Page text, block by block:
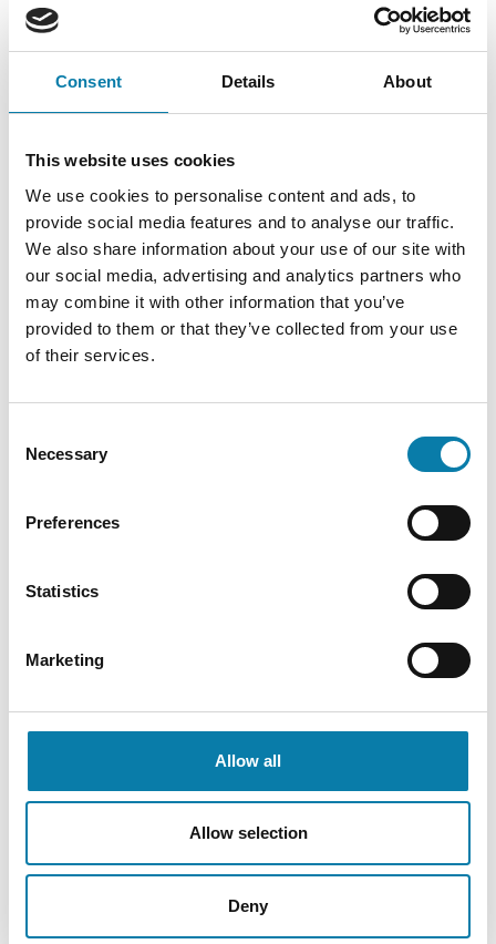
Consent Details About
This website uses cookies
We use cookies to personalise content and ads, to
provide social media features and to analyse our traffic.
We also share information about your use of our site with
our social media, advertising and analytics partners who
may combine it with other information that you’ve
provided to them or that they’ve collected from your use
of their services.
Selection
Necessary
Preferences
Statistics
Marketing
Allow all
Allow selection
Deny
Esteettömyys ja apuvälineet
Uimahalli
Vauvauinti
Uimakoulu
Kuntosalit
Kuntosalin järjestyssäännöt
Verkkokauppa
Liikuntasalit
Iivarin liikuntatilat
Kuntosali
Kuntosalin järjestyssäännöt Iivari
Liikuntatilojen vuorojen jakoperusteet
Urheilukentät
Uimarannat
Leikkikentät ja -puistot
Vesiliikunta
Välineiden käyttöehdot ja -ohjeet